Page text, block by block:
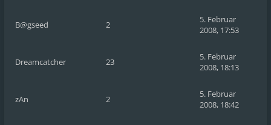
B@gseed 2
5. Februar
2008, 17:53
Dreamcatcher 23
5. Februar
2008, 18:13
zAn 2
5. Februar
2008, 18:42